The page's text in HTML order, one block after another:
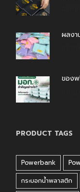
ผลงา
ของพ
PRODUCT TAGS
Powerbank
กระบอกน้ำพลาสติก